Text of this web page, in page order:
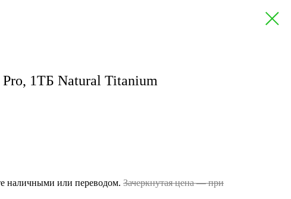
Pro, 1ТБ Natural Titanium
наличными или переводом. Зачеркнутая цена — при